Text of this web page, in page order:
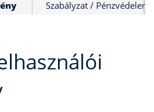
Szabályzat / Pénzvédelem